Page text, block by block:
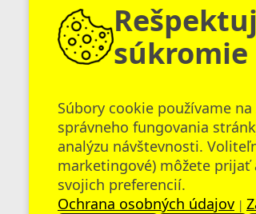
CO VZDELÁVANÍ:
DIGITÁLNE NÁSTROJE,
ĽUDSKÝ POTENCIÁL
Inovačné vzdelávanie 150 €
súkromie
Súbory cookie používame na
správneho fungovania
analýzu návštevnosti.
marketingové) môžete
svojich preferencií.
Ochrana osobných údajov |